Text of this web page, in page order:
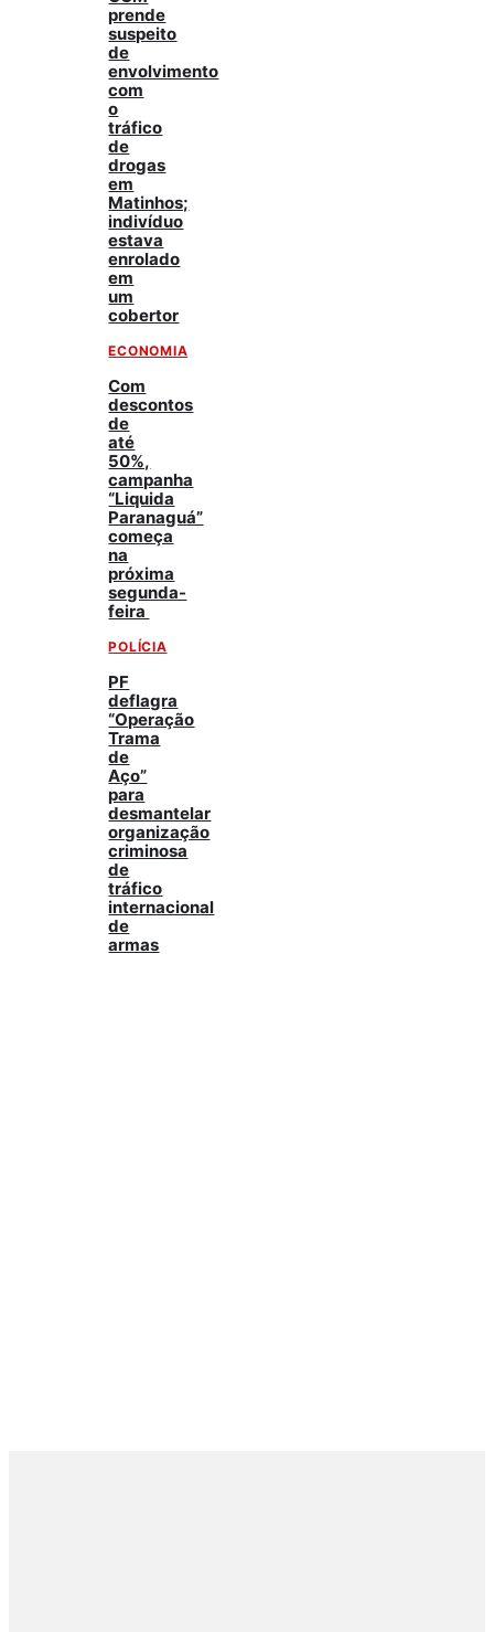
prende
suspeito
de
envolvimento
com
o
tráfico
de
drogas
em
Matinhos;
indivíduo
estava
enrolado
em
um
cobertor
ECONOMIA
Com
descontos
de
até
50%,
campanha
“Liquida
Paranaguá”
começa
na
próxima
segunda-
feira
POLÍCIA
PF
deflagra
“Operação
Trama
de
Aço”
para
desmantelar
organização
criminosa
de
tráfico
internacional
de
armas